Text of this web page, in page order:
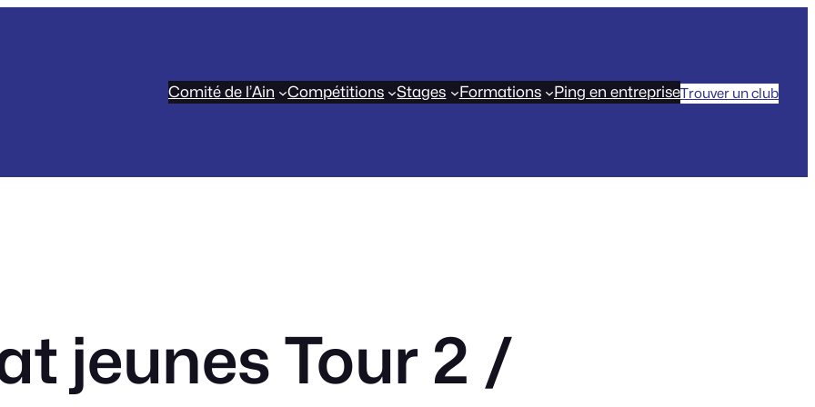
Comité de l’Ain Compétitions Stages Formations Ping en entrepriseTrouver un club
jeunes Tour 2 /